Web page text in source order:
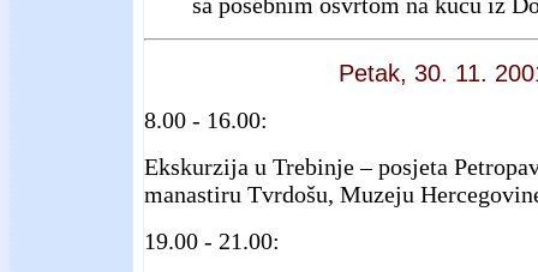
Petak, 30. 11.
8.00 - 16.00:
Ekskurzija u Trebinje – posjeta
manastiru Tvrdošu, Muzeju
19.00 - 21.00: